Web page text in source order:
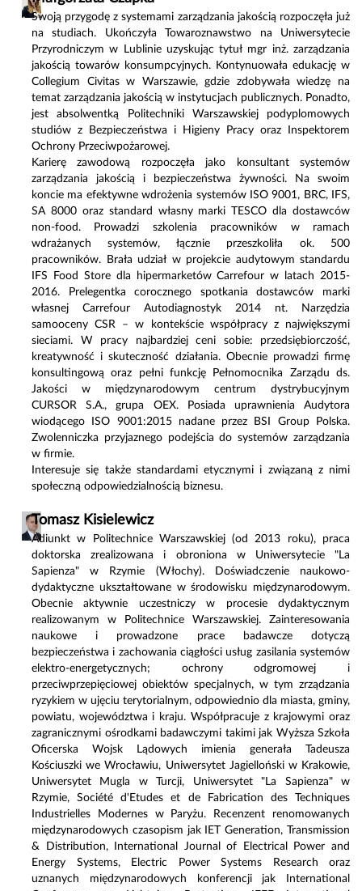
Swoją przygodę z systemami zarządzania jakością rozpoczęła już
na studiach. Ukończyła Towaroznawstwo na Uniwersytecie
Przyrodniczym w Lublinie uzyskując tytuł mgr inż. zarządzania
jakością towarów konsumpcyjnych. Kontynuowała edukację w
Collegium Civitas w Warszawie, gdzie zdobywała wiedzę na
temat zarządzania jakością w instytucjach publicznych. Ponadto,
jest absolwentką Politechniki Warszawskiej podyplomowych
studiów z Bezpieczeństwa i Higieny Pracy oraz Inspektorem
Ochrony Przeciwpożarowej.
Karierę zawodową rozpoczęła jako konsultant systemów
zarządzania jakością i bezpieczeństwa żywności. Na swoim
koncie ma efektywne wdrożenia systemów ISO 9001, BRC, IFS,
SA 8000 oraz standard własny marki TESCO dla dostawców
non-food. Prowadzi szkolenia pracowników w ramach
wdrażanych systemów, łącznie przeszkoliła ok. 500
pracowników. Brała udział w projekcie audytowym standardu
IFS Food Store dla hipermarketów Carrefour w latach 2015-
2016. Prelegentka corocznego spotkania dostawców marki
własnej Carrefour Autodiagnostyk 2014 nt. Narzędzia
samooceny CSR – w kontekście współpracy z największymi
sieciami. W pracy najbardziej ceni sobie: przedsiębiorczość,
kreatywność i skuteczność działania. Obecnie prowadzi firmę
konsultingową oraz pełni funkcję Pełnomocnika Zarządu ds.
Jakości w międzynarodowym centrum dystrybucyjnym
CURSOR S.A., grupa OEX. Posiada uprawnienia Audytora
wiodącego ISO 9001:2015 nadane przez BSI Group Polska.
Zwolenniczka przyjaznego podejścia do systemów zarządzania
w firmie.
Interesuje się także standardami etycznymi i związaną z nimi
społeczną odpowiedzialnością biznesu.
Tomasz Kisielewicz
Adiunkt w Politechnice Warszawskiej (od 2013 roku), praca
doktorska zrealizowana i obroniona w Uniwersytecie "La
Sapienza" w Rzymie (Włochy). Doświadczenie naukowo-
dydaktyczne ukształtowane w środowisku międzynarodowym.
Obecnie aktywnie uczestniczy w procesie dydaktycznym
realizowanym w Politechnice Warszawskiej. Zainteresowania
naukowe i prowadzone prace badawcze dotyczą
bezpieczeństwa i zachowania ciągłości usług zasilania systemów
elektro-energetycznych; ochrony odgromowej i
przeciwprzepięciowej obiektów specjalnych, w tym zrządzania
ryzykiem w ujęciu terytorialnym, odpowiednio dla miasta, gminy,
powiatu, województwa i kraju. Współpracuje z krajowymi oraz
zagranicznymi ośrodkami badawczymi takimi jak Wyższa Szkoła
Oficerska Wojsk Lądowych imienia generała Tadeusza
Kościuszki we Wrocławiu, Uniwersytet Jagielloński w Krakowie,
Uniwersytet Mugla w Turcji, Uniwersytet "La Sapienza" w
Rzymie, Société d'Etudes et de Fabrication des Techniques
Industrielles Modernes w Paryżu. Recenzent renomowanych
międzynarodowych czasopism jak IET Generation, Transmission
& Distribution, International Journal of Electrical Power and
Energy Systems, Electric Power Systems Research oraz
uznanych międzynarodowych konferencji jak International